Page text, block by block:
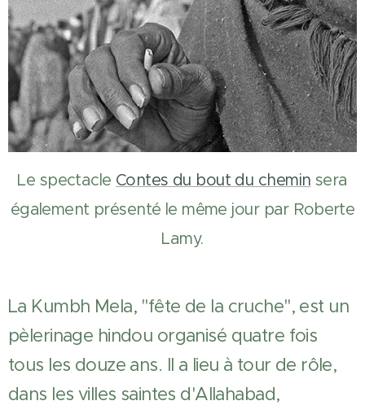
Le spectacle Contes du bout du chemin sera
également présenté le même jour par Roberte
Lamy.
La Kumbh Mela, "fête de la cruche", est un
pèlerinage hindou organisé quatre fois
tous les douze ans. Il a lieu à tour de rôle,
dans les villes saintes d'Allahabad,